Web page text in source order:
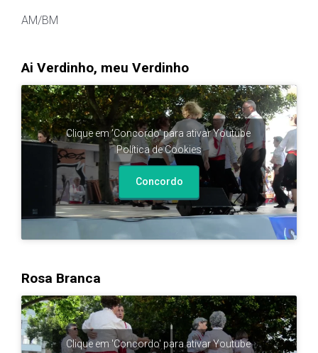
AM/BM
Ai Verdinho, meu Verdinho
Clique em 'Concordo' para ativar Youtube
Política de Cookies
Concordo
Rosa Branca
Clique em 'Concordo' para ativar Youtube